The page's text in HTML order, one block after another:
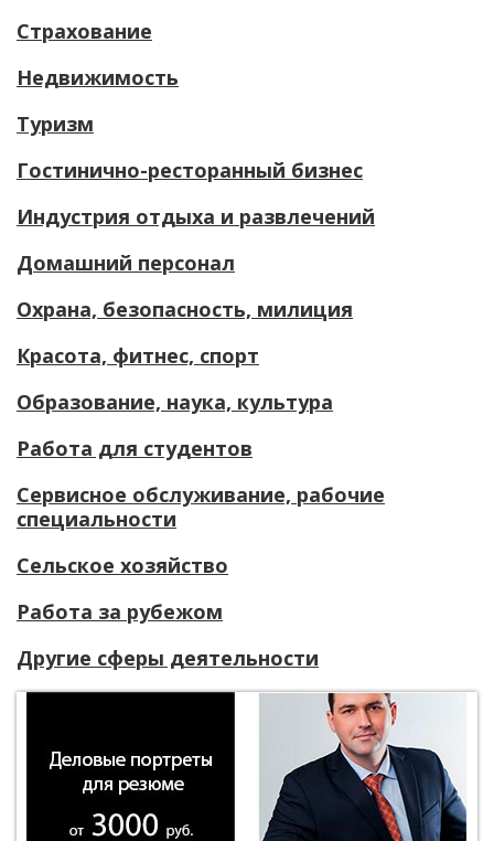
Страхование
Недвижимость
Туризм
Гостинично-ресторанный бизнес
Индустрия отдыха и развлечений
Домашний персонал
Охрана, безопасность, милиция
Красота, фитнес, спорт
Образование, наука, культура
Работа для студентов
Сервисное обслуживание, рабочие
специальности
Сельское хозяйство
Работа за рубежом
Другие сферы деятельности